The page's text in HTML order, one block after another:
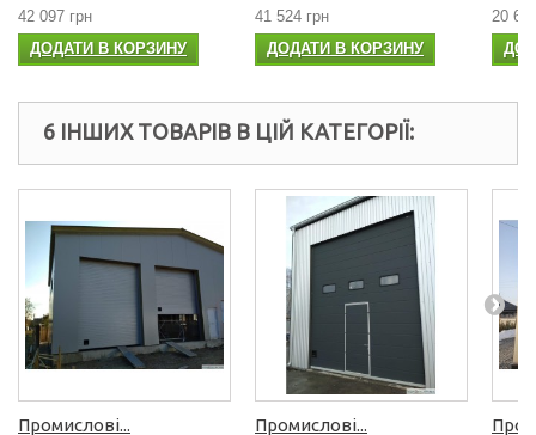
42 097 грн
ДОДАТИ В КОРЗИНУ
41 524 грн
ДОДАТИ В КОРЗИНУ
20
6 ІНШИХ ТОВАРІВ В ЦІЙ КАТЕГОРІЇ:
Промислові... Промислові...